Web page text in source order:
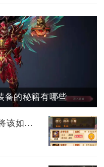
备的秘籍有哪些
在少年三国志5中赤金将该如何抉择